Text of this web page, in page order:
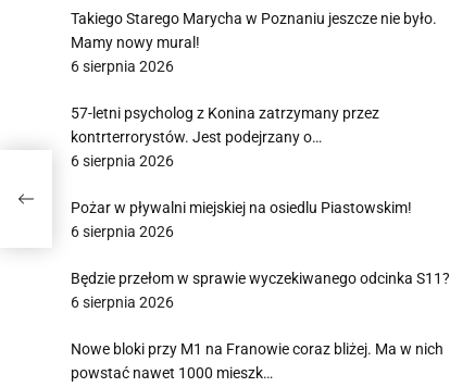
Takiego Starego Marycha w Poznaniu jeszcze nie było.
Mamy nowy mural!
6 sierpnia 2026
57-letni psycholog z Konina zatrzymany przez
kontrterrorystów. Jest podejrzany o…
6 sierpnia 2026
Pożar w pływalni miejskiej na osiedlu Piastowskim!
6 sierpnia 2026
Będzie przełom w sprawie wyczekiwanego odcinka S11?
6 sierpnia 2026
Nowe bloki przy M1 na Franowie coraz bliżej. Ma w nich
powstać nawet 1000 mieszk…